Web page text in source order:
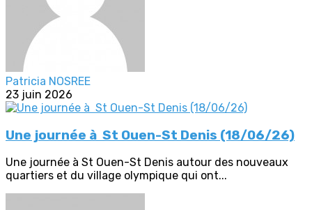
Patricia NOSREE
23 juin 2026
Une journée à St Ouen-St Denis (18/06/26)
Une journée à St Ouen-St Denis autour des nouveaux
quartiers et du village olympique qui ont...